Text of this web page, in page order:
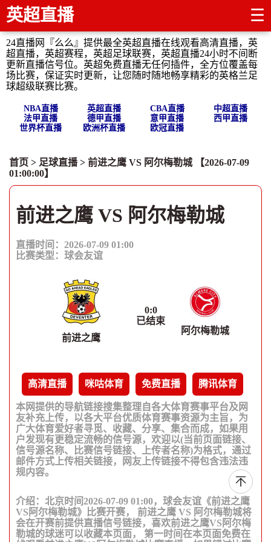
英超直播 ☰
24直播网『么么』提供最全英超直播在线观看高清直播，英
超直播，英超赛程，英超足球联赛，英超直播24小时不间断
更新直播信号位。英超免费直播无任何插件，全方位覆盖每
场比赛，保证实时更新，让您随时随地畅享精彩的英格兰足
球超级联赛比赛。
NBA直播 英超直播 CBA直播
中超直播
法甲直播
德甲直播 意甲直播
西甲直播
世界杯直播
欧洲杯直播 欧冠直播
首页 > 足球直播> 前进之鹰 VS 阿尔梅勒城 【2026-07-09
01:00:00】
前进之鹰 VS 阿尔梅勒城
直播时间：2026-07-09 01:00
比赛类型： 球会友谊
前进之鹰
0:0
已结束
阿尔梅勒城
高清直播 咪咕体育 免费直播 腾讯体育
本网提供的导航链接搜集整理自各大体育赛事平台及网
友补充上传，以各大平台优质体育赛事资源为主旨，为
广大体育爱好者寻觅、收藏、分享、集合而成，如果用
户发现有更稳定流畅的信号源，欢迎以(当前页面链接、
信号源名称、比赛信号链接、上传者名称)为格式，通过
邮件方式上传相关链接，网友上传链接不得包含违法违
规内容。
介绍：北京时间2026-07-09 01:00，球会友谊《前进之鹰
VS阿尔梅勒城》比赛开赛， 前进之鹰 VS 阿尔梅勒城将
会在开赛前提供直播信号链接，喜欢前进之鹰VS阿尔梅
勒城的球迷可以收藏本页面， 第一时间在本页面免费在